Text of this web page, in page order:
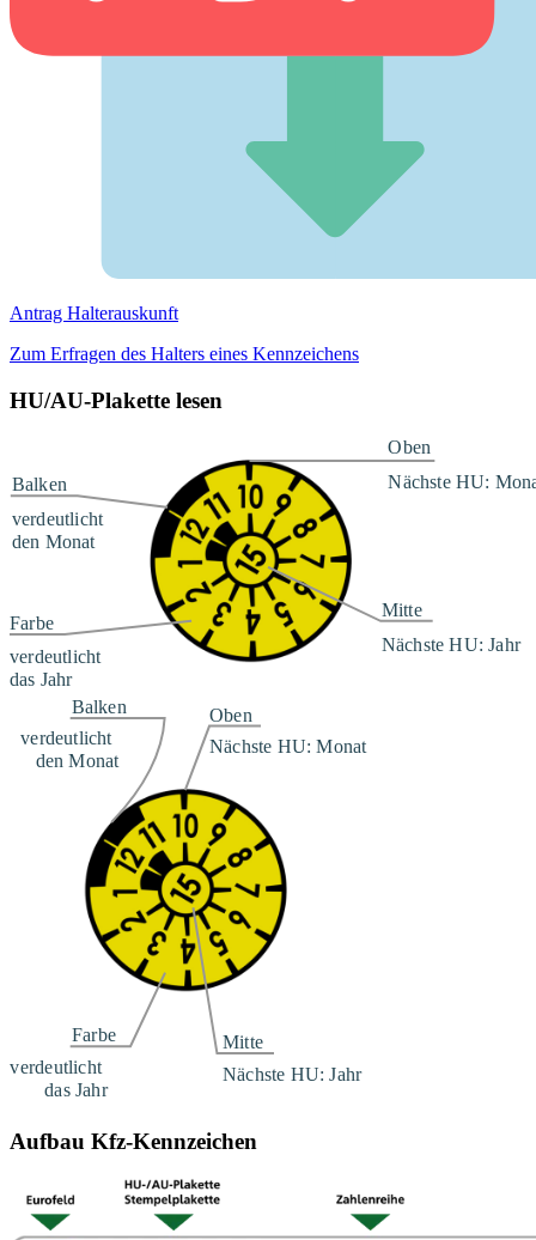
Antrag Halterauskunft
Zum Erfragen des Halters eines Kennzeichens
HU/AU-Plakette lesen
Aufbau Kfz-Kennzeichen